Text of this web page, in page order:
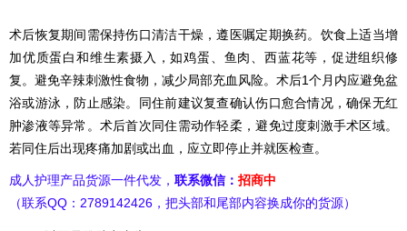
术后恢复期间需保持伤口清洁干燥，遵医嘱定期换药。饮食上适当增
加优质蛋白和维生素摄入，如鸡蛋、鱼肉、西蓝花等，促进组织修
复。避免辛辣刺激性食物，减少局部充血风险。术后1个月内应避免盆
浴或游泳，防止感染。同住前建议复查确认伤口愈合情况，确保无红
肿渗液等异常。术后首次同住需动作轻柔，避免过度刺激手术区域。
若同住后出现疼痛加剧或出血，应立即停止并就医检查。
成人护理产品货源一件代发， 联系微信： 招商中
（联系QQ：2789142426，把头部和尾部内容换成你的货源）